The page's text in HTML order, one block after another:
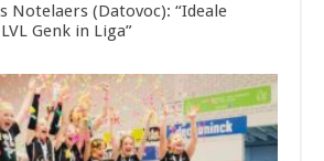
Notelaers (Datovoc): “Ideale
Genk in Liga”